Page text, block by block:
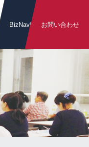
BizNavi お問い合わせ